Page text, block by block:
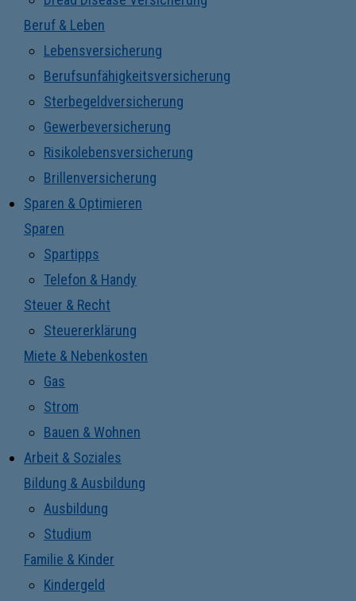
Beruf & Leben
Lebensversicherung
Berufsunfähigkeitsversicherung
Sterbegeldversicherung
Gewerbeversicherung
Risikolebensversicherung
Brillenversicherung
Sparen & Optimieren
Sparen
Spartipps
Telefon & Handy
Steuer & Recht
Steuererklärung
Miete & Nebenkosten
Gas
Strom
Bauen & Wohnen
Arbeit & Soziales
Bildung & Ausbildung
Ausbildung
Studium
Familie & Kinder
Kindergeld